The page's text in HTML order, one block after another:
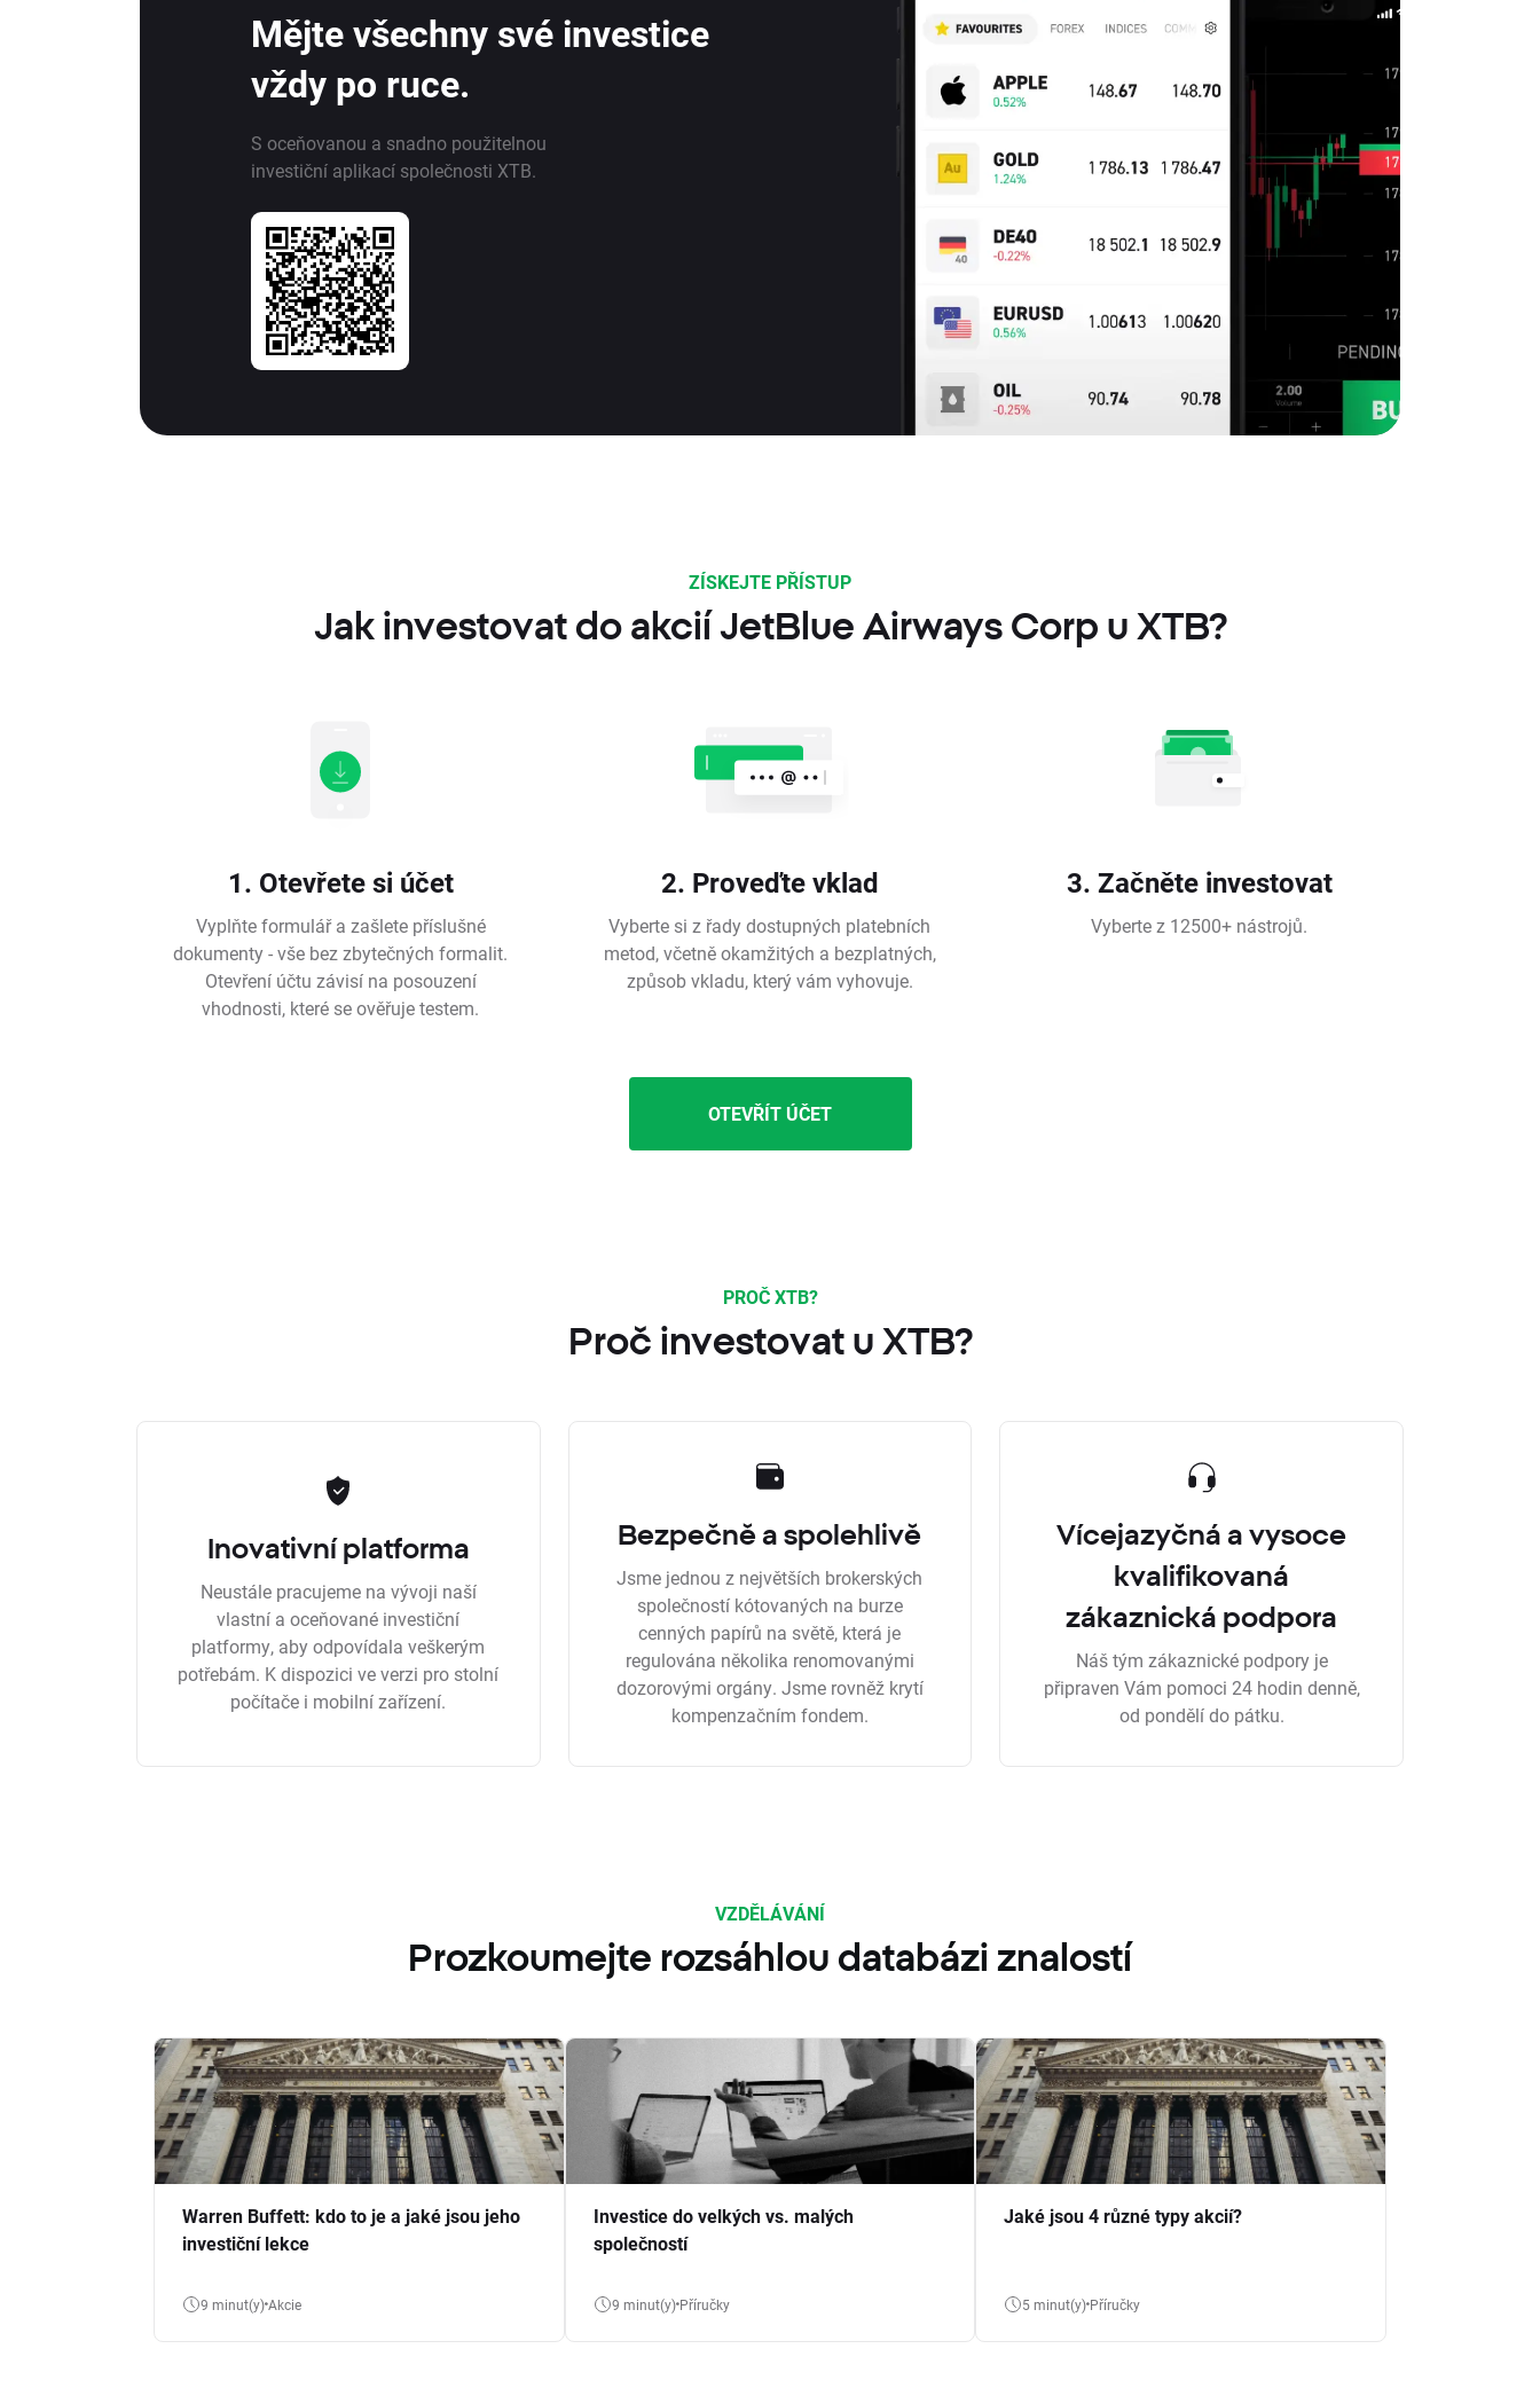
Mějte všechny své investice
vždy po ruce.
S oceňovanou a snadno použitelnou
investiční aplikací společnosti XTB.
ZÍSKEJTE PŘÍSTUP
Jak investovat do akcií JetBlue Airways Corp u XTB?
1. Otevřete si účet
Vyplňte formulář a zašlete příslušné
dokumenty - vše bez zbytečných formalit.
Otevření účtu závisí na posouzení
vhodnosti, které se ověřuje testem.
2. Proveďte vklad
Vyberte si z řady dostupných platebních
metod, včetně okamžitých a bezplatných,
způsob vkladu, který vám vyhovuje.
3. Začněte investovat
Vyberte z 12500+ nástrojů.
OTEVŘÍT ÚČET
PROČ XTB?
Proč investovat u XTB?
Inovativní platforma
Neustále pracujeme na vývoji naší
vlastní a oceňované investiční
platformy, aby odpovídala veškerým
potřebám. K dispozici ve verzi pro stolní
počítače i mobilní zařízení.
Bezpečně a spolehlivě
Jsme jednou z největších brokerských
společností kótovaných na burze
cenných papírů na světě, která je
regulována několika renomovanými
dozorovými orgány. Jsme rovněž krytí
kompenzačním fondem.
Vícejazyčná a vysoce
kvalifikovaná
zákaznická podpora
Náš tým zákaznické podpory je
připraven Vám pomoci 24 hodin denně,
od pondělí do pátku.
VZDĚLÁVÁNÍ
Prozkoumejte rozsáhlou databázi znalostí
Warren Buffett: kdo to je a jaké jsou jeho
investiční lekce
9 minut(y) Akcie
Investice do velkých vs. malých
společností
9 minut(y) Příručky
Jaké jsou 4 různé typy akcií?
5 minut(y) Příručky